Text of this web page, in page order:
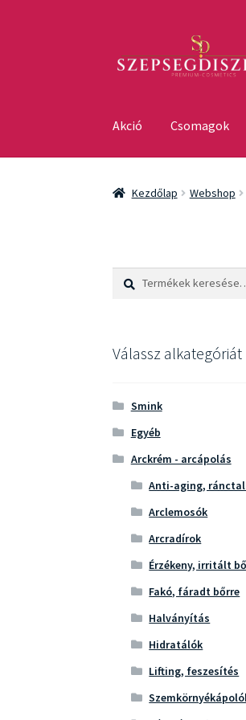
a
navigációhoz
a
Akció Csomagok
Kezdőlap Webshop
Keresés
Keresés
Válassz alkategóriát
Smink
Egyéb
Arckrém - arcápolás
Anti-aging,
Arclemosók
Arcradírok
Érzékeny, irritált
Fakó, fáradt bőrre
Halványítás
Hidratálók
Lifting, feszesítés